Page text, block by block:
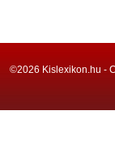
©2026 Kislexikon.hu -